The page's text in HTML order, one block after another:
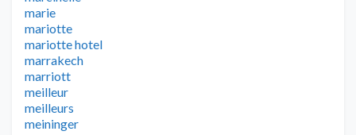
marie
mariotte
mariotte hotel
marrakech
marriott
meilleur
meilleurs
meininger